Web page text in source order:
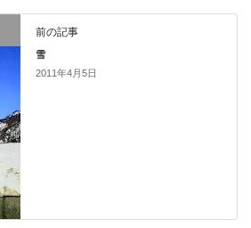
前の記事
雪
2011年4月5日